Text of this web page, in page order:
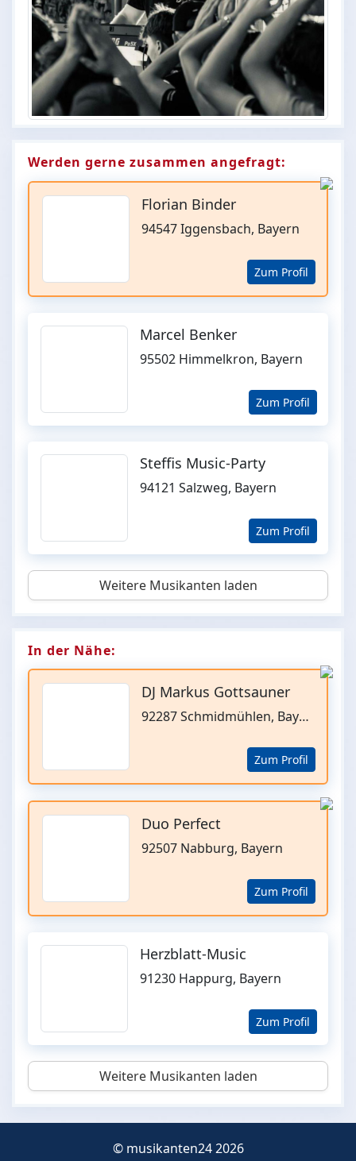
Werden gerne zusammen angefragt:
Florian Binder
94547 Iggensbach, Bayern
Zum Profil
Marcel Benker
95502 Himmelkron, Bayern
Zum Profil
Steffis Music-Party
94121 Salzweg, Bayern
Zum Profil
Weitere Musikanten laden
In der Nähe:
DJ Markus Gottsauner
92287 Schmidmühlen, Bayern
Zum Profil
Duo Perfect
92507 Nabburg, Bayern
Zum Profil
Herzblatt-Music
91230 Happurg, Bayern
Zum Profil
Weitere Musikanten laden
© musikanten24 2026